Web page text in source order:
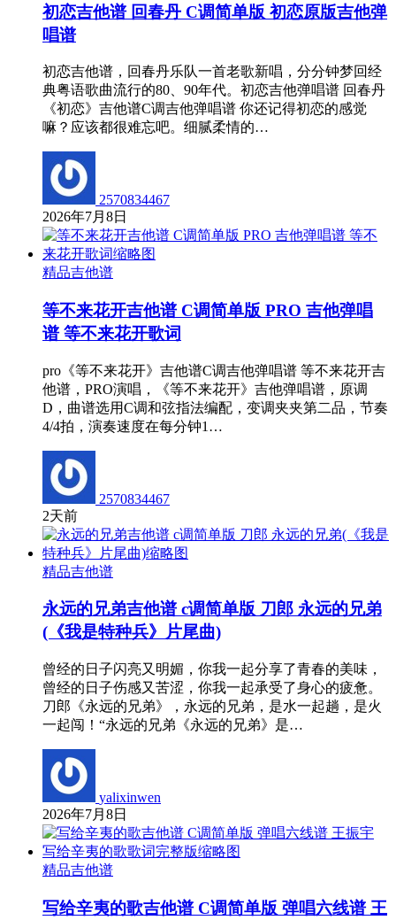
初恋吉他谱 回春丹 C调简单版 初恋原版吉他弹
唱谱
初恋吉他谱，回春丹乐队一首老歌新唱，分分钟梦回经
典粤语歌曲流行的80、90年代。初恋吉他弹唱谱 回春丹
《初恋》吉他谱C调吉他弹唱谱 你还记得初恋的感觉
嘛？应该都很难忘吧。细腻柔情的…
2570834467
2026年7月8日
精品吉他谱
等不来花开吉他谱 C调简单版 PRO 吉他弹唱
谱 等不来花开歌词
pro《等不来花开》吉他谱C调吉他弹唱谱 等不来花开吉
他谱，PRO演唱，《等不来花开》吉他弹唱谱，原调
D，曲谱选用C调和弦指法编配，变调夹夹第二品，节奏
4/4拍，演奏速度在每分钟1…
2570834467
2天前
精品吉他谱
永远的兄弟吉他谱 c调简单版 刀郎 永远的兄弟
(《我是特种兵》片尾曲)
曾经的日子闪亮又明媚，你我一起分享了青春的美味，
曾经的日子伤感又苦涩，你我一起承受了身心的疲惫。
刀郎《永远的兄弟》，永远的兄弟，是水一起趟，是火
一起闯！“永远的兄弟《永远的兄弟》是…
yalixinwen
2026年7月8日
精品吉他谱
写给辛夷的歌吉他谱 C调简单版 弹唱六线谱 王